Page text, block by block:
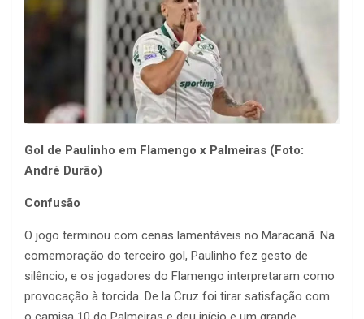
Gol de Paulinho em Flamengo x Palmeiras (Foto:
André Durão)
Confusão
O jogo terminou com cenas lamentáveis no Maracanã. Na
comemoração do terceiro gol, Paulinho fez gesto de
silêncio, e os jogadores do Flamengo interpretaram como
provocação à torcida. De la Cruz foi tirar satisfação com